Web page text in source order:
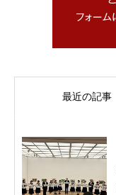
最近の記事